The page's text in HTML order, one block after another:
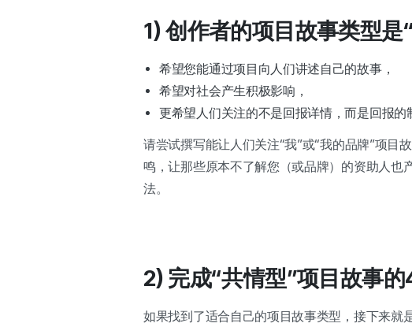
1) 创作者的项目故事类型是“
希望您能通过项目向人们讲述自己的故事，
希望对社会产生积极影响，
更希望人们关注的不是回报详情，而是回报的
请尝试撰写能让人们关注“我”或“我的品牌”项目
鸣，让那些原本不了解您（或品牌）的资助人也
法。
2) 完成“共情型”项目故事
如果找到了适合自己的项目故事类型，接下来就